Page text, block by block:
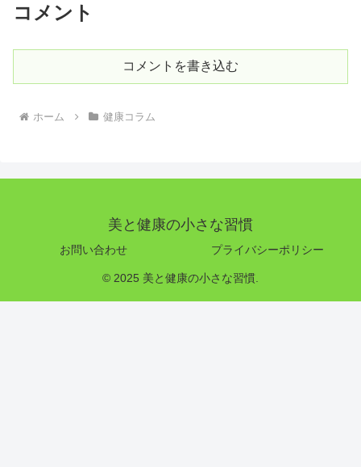
コメント
コメントを書き込む
ホーム 健康コラム
美と健康の小さな習慣
お問い合わせ プライバシーポリシー
© 2025 美と健康の小さな習慣.